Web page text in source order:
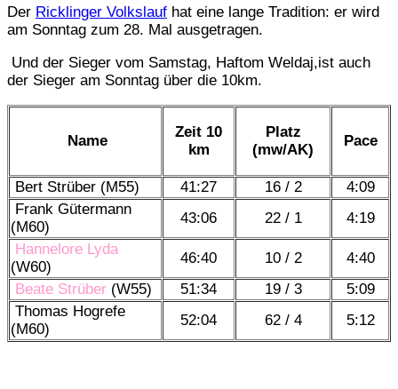
Der Ricklinger Volkslauf hat eine lange Tradition: er wird
am Sonntag zum 28. Mal ausgetragen.
Und der Sieger vom Samstag, Haftom Weldaj,ist auch
der Sieger am Sonntag über die 10km.
Name
Zeit 10
km
Platz
(mw/AK)
Pace
Bert Strüber (M55) 41:27 16 / 2
4:09
Frank Gütermann
(M60)
43:06 22 / 1
4:19
Hannelore Lyda
(W60)
46:40 10 / 2
4:40
Beate Strüber (W55) 51:34 19 / 3
5:09
Thomas Hogrefe
(M60)
52:04 62 / 4 5:12